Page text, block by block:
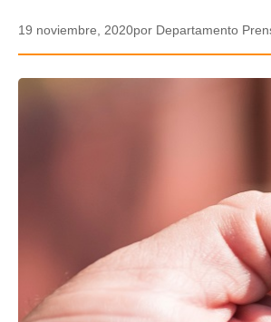
19 noviembre, 2020por Departamento